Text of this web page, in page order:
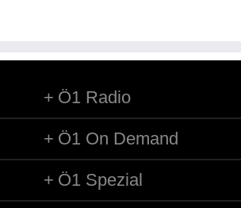
Ö1 Radio
Ö1 On Demand
Ö1 Spezial